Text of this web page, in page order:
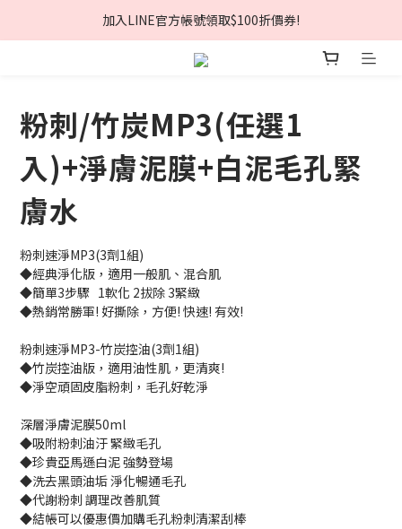
夏日美肌節🏖️輸入折扣碼現折$168❗
加入LINE官方帳號領取$100折價券!
夏日美肌節🏖️輸入折扣碼現折$168❗
粉刺/竹炭MP3(任選1
入)+淨膚泥膜+白泥毛孔緊
膚水
粉刺速淨MP3(3劑1組)
◆經典淨化版，適用一般肌、混合肌
◆簡單3步驟   1軟化 2拔除 3緊緻
◆熱銷常勝軍! 好撕除，方便! 快速! 有效!
粉刺速淨MP3-竹炭控油(3劑1組)
◆竹炭控油版，適用油性肌，更清爽!
◆淨空頑固皮脂粉刺，毛孔好乾淨
深層淨膚泥膜50ml
◆吸附粉刺油汙 緊緻毛孔
◆珍貴亞馬遜白泥 強勢登場
◆洗去黑頭油垢 淨化暢通毛孔
◆代謝粉刺 調理改善肌質
◆結帳可以優惠價加購毛孔粉刺清潔刮棒